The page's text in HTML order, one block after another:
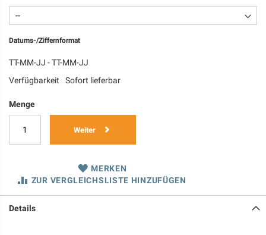
Datums-/Ziffernformat
TT-MM-JJ - TT-MM-JJ
Verfügbarkeit
Sofort lieferbar
Menge
Weiter
MERKEN
ZUR VERGLEICHSLISTE HINZUFÜGEN
Details